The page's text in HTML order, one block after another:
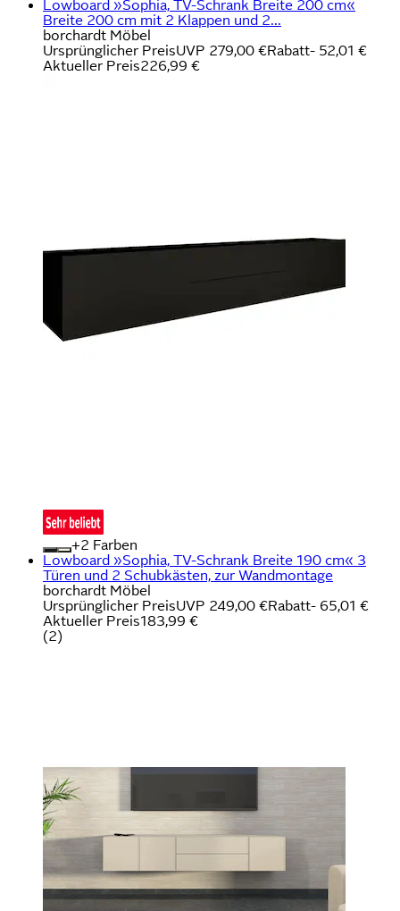
Lowboard »Sophia, TV-Schrank Breite 200 cm«
Breite 200 cm mit 2 Klappen und 2...
borchardt Möbel
Ursprünglicher PreisUVP 279,00 €Rabatt- 52,01 €
Aktueller Preis226,99 €
+
Farben
Lowboard »Sophia, TV-Schrank Breite 190 cm« 3
Türen und 2 Schubkästen, zur Wandmontage
borchardt Möbel
Ursprünglicher PreisUVP 249,00 €Rabatt- 65,01 €
Aktueller Preis183,99 €
(2)